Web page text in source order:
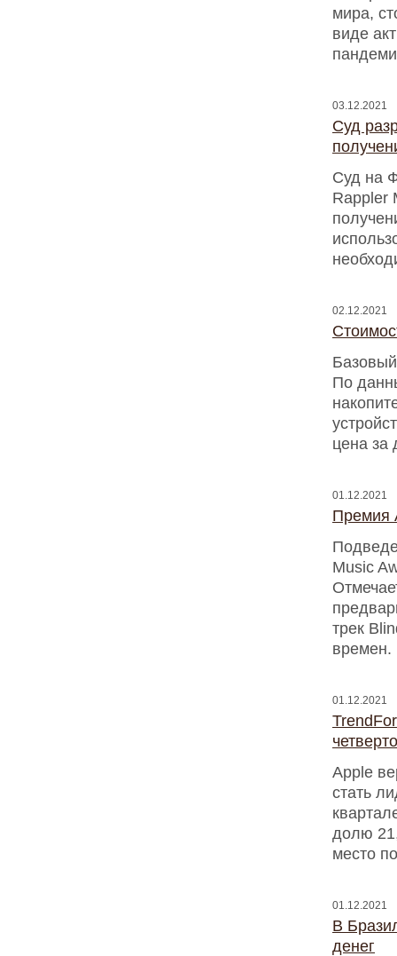
мира,
виде
03.12.2021
Суд
Суд на
Rappler
02.12.2021
По
цена за
01.12.2021
Премия
Music
трек
времен.
01.12.2021
Apple
стать
долю
место
01.12.2021
В
денег